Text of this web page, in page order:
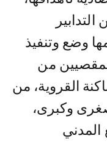
وضع وتنفيذ
من
القروية، من
وكبرى،